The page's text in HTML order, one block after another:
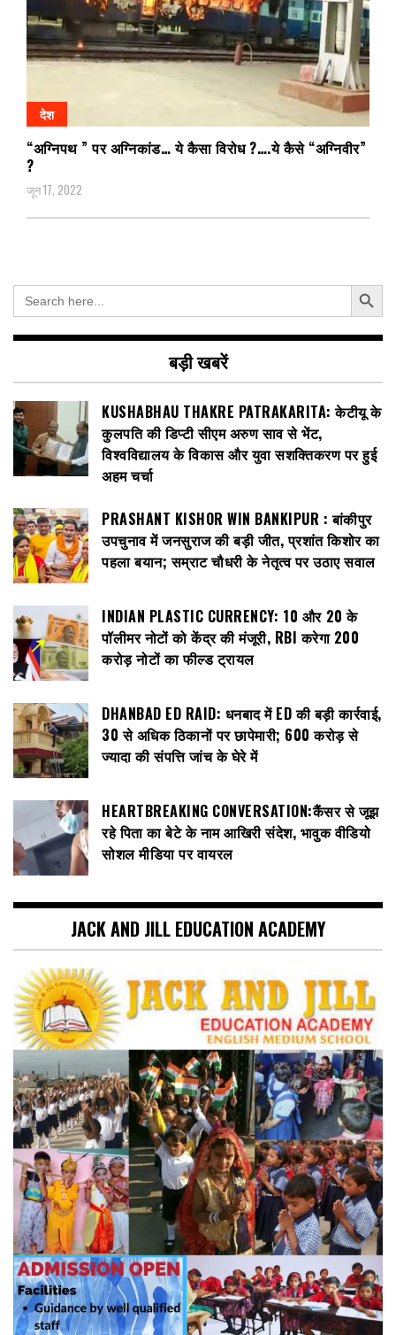
देश
“अग्निपथ ” पर अग्निकांड… ये कैसा विरोध ?….ये कैसे “अग्निवीर”
?
जून 17, 2022
Search
for:
Search Button
बड़ी खबरें
KUSHABHAU THAKRE PATRAKARITA: केटीयू के
कुलपति की डिप्टी सीएम अरुण साव से भेंट,
विश्वविद्यालय के विकास और युवा सशक्तिकरण पर हुई
अहम चर्चा
PRASHANT KISHOR WIN BANKIPUR : बांकीपुर
उपचुनाव में जनसुराज की बड़ी जीत, प्रशांत किशोर का
पहला बयान; सम्राट चौधरी के नेतृत्व पर उठाए सवाल
INDIAN PLASTIC CURRENCY: ₹10 और ₹20 के
पॉलीमर नोटों को केंद्र की मंजूरी, RBI करेगा 200
करोड़ नोटों का फील्ड ट्रायल
DHANBAD ED RAID: धनबाद में ED की बड़ी कार्रवाई,
30 से अधिक ठिकानों पर छापेमारी; 600 करोड़ से
ज्यादा की संपत्ति जांच के घेरे में
HEARTBREAKING CONVERSATION:कैंसर से जूझ
रहे पिता का बेटे के नाम आखिरी संदेश, भावुक वीडियो
सोशल मीडिया पर वायरल
JACK AND JILL EDUCATION ACADEMY